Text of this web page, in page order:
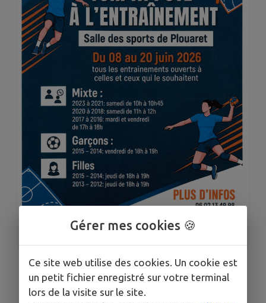
HAND BALL : Ramène
Gérer mes cookies 🍪
Ce site web utilise des cookies. Un cookie est
un petit fichier enregistré sur votre terminal
lors de la visite sur le site.